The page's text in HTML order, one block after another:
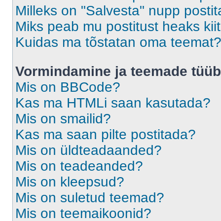
Milleks on "Salvesta" nupp
Miks peab mu postitust heaks
Kuidas ma tõstatan oma teemat?
Vormindamine ja teemade
Mis on BBCode?
Kas ma HTMLi saan kasutada?
Mis on smailid?
Kas ma saan pilte postitada?
Mis on üldteadaanded?
Mis on teadeanded?
Mis on kleepsud?
Mis on suletud teemad?
Mis on teemaikoonid?